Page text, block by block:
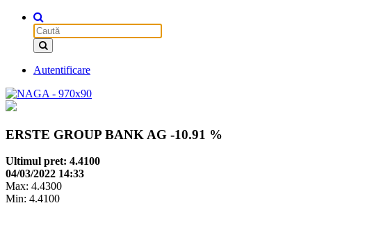
Autentificare
ERSTE GROUP BANK AG -10.91 %
Ultimul pret: 4.4100
04/03/2022 14:33
Max: 4.4300
Min: 4.4100